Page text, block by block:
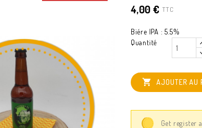
4,00 € TTC
Biére IPA : 5.5%
Quantité
 AJOUTER AU
Get register